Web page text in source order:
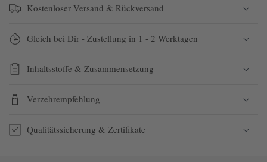
Kostenloser Versand & Rückversand
Gleich bei Dir - Zustellung in 1 - 2 Werktagen
Inhaltsstoffe & Zusammensetzung
Verzehrempfehlung
Qualitätssicherung & Zertifikate